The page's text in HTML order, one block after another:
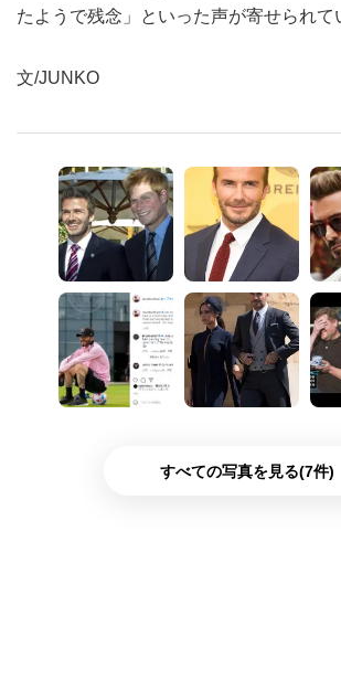
たようで残念」といった声が寄せられて
文/JUNKO
すべての写真を見る(7件)